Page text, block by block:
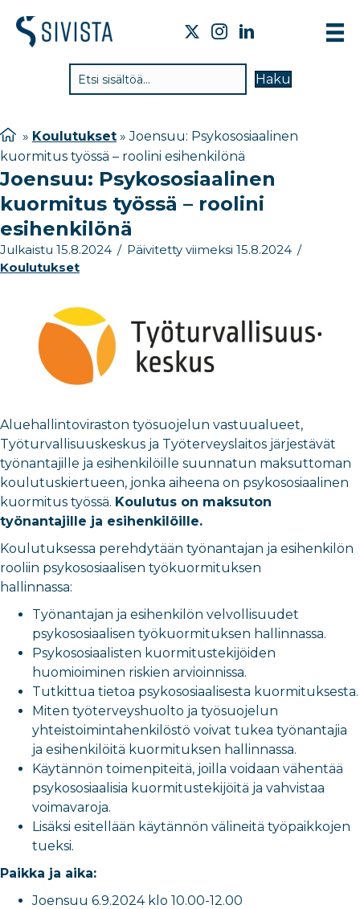
Haku
» Koulutukset »Joensuu: Psykososiaalinen
kuormitus työssä – roolini esihenkilönä
Joensuu: Psykososiaalinen
kuormitus työssä – roolini
esihenkilönä
Julkaistu 15.8.2024 / Päivitetty viimeksi 15.8.2024 /
Koulutukset
Aluehallintoviraston työsuojelun vastuualueet,
Työturvallisuuskeskus ja Työterveyslaitos järjestävät
työnantajille ja esihenkilöille suunnatun maksuttoman
koulutuskiertueen, jonka aiheena on psykososiaalinen
kuormitus työssä. Koulutus on maksuton
työnantajille ja esihenkilöille.
Koulutuksessa perehdytään työnantajan ja esihenkilön
rooliin psykososiaalisen työkuormituksen
hallinnassa:
Työnantajan ja esihenkilön velvollisuudet
psykososiaalisen työkuormituksen hallinnassa.
Psykososiaalisten kuormitustekijöiden
huomioiminen riskien arvioinnissa.
Tutkittua tietoa psykososiaalisesta kuormituksesta.
Miten työterveyshuolto ja työsuojelun
yhteistoimintahenkilöstö voivat tukea työnantajia
ja esihenkilöitä kuormituksen hallinnassa.
Käytännön toimenpiteitä, joilla voidaan vähentää
psykososiaalisia kuormitustekijöitä ja vahvistaa
voimavaroja.
Lisäksi esitellään käytännön välineitä työpaikkojen
tueksi.
Paikka ja aika:
Joensuu 6.9.2024 klo 10.00-12.00